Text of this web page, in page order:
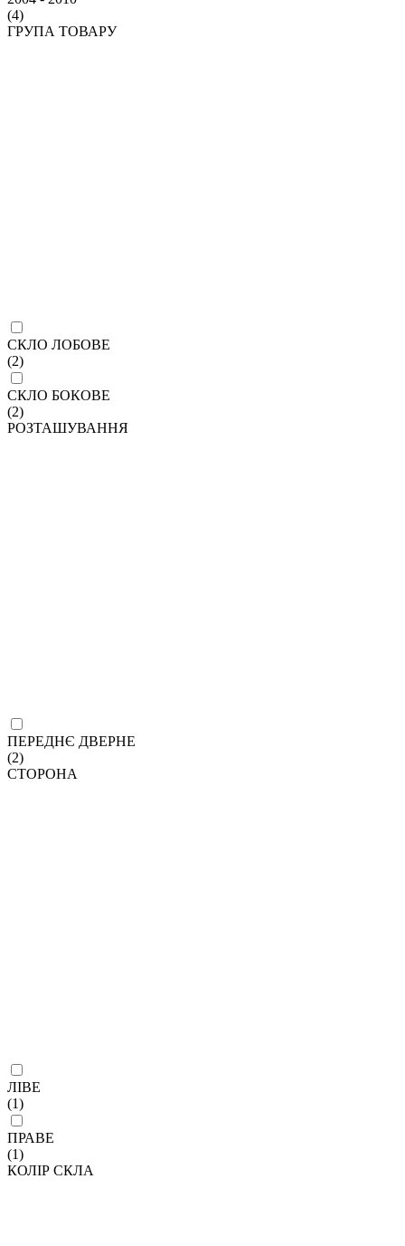
(4)
ГРУПА ТОВАРУ
СКЛО ЛОБОВЕ
(2)
СКЛО БОКОВЕ
(2)
РОЗТАШУВАННЯ
ПЕРЕДНЄ ДВЕРНЕ
(2)
СТОРОНА
ЛІВЕ
(1)
ПРАВЕ
(1)
КОЛІР СКЛА